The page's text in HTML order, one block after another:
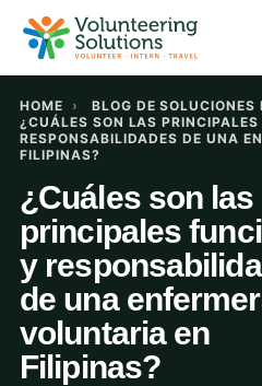
HOME › BLOG DE
¿CUÁLES SON LAS
RESPONSABILIDADES DE UNA
FILIPINAS?
¿Cuáles son las
principales
y
de una
voluntaria en
Filipinas?